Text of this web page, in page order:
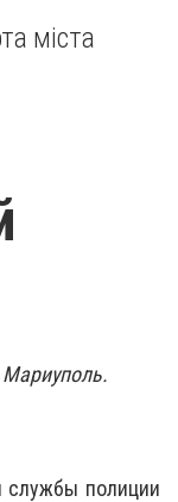
міста
службы полиции